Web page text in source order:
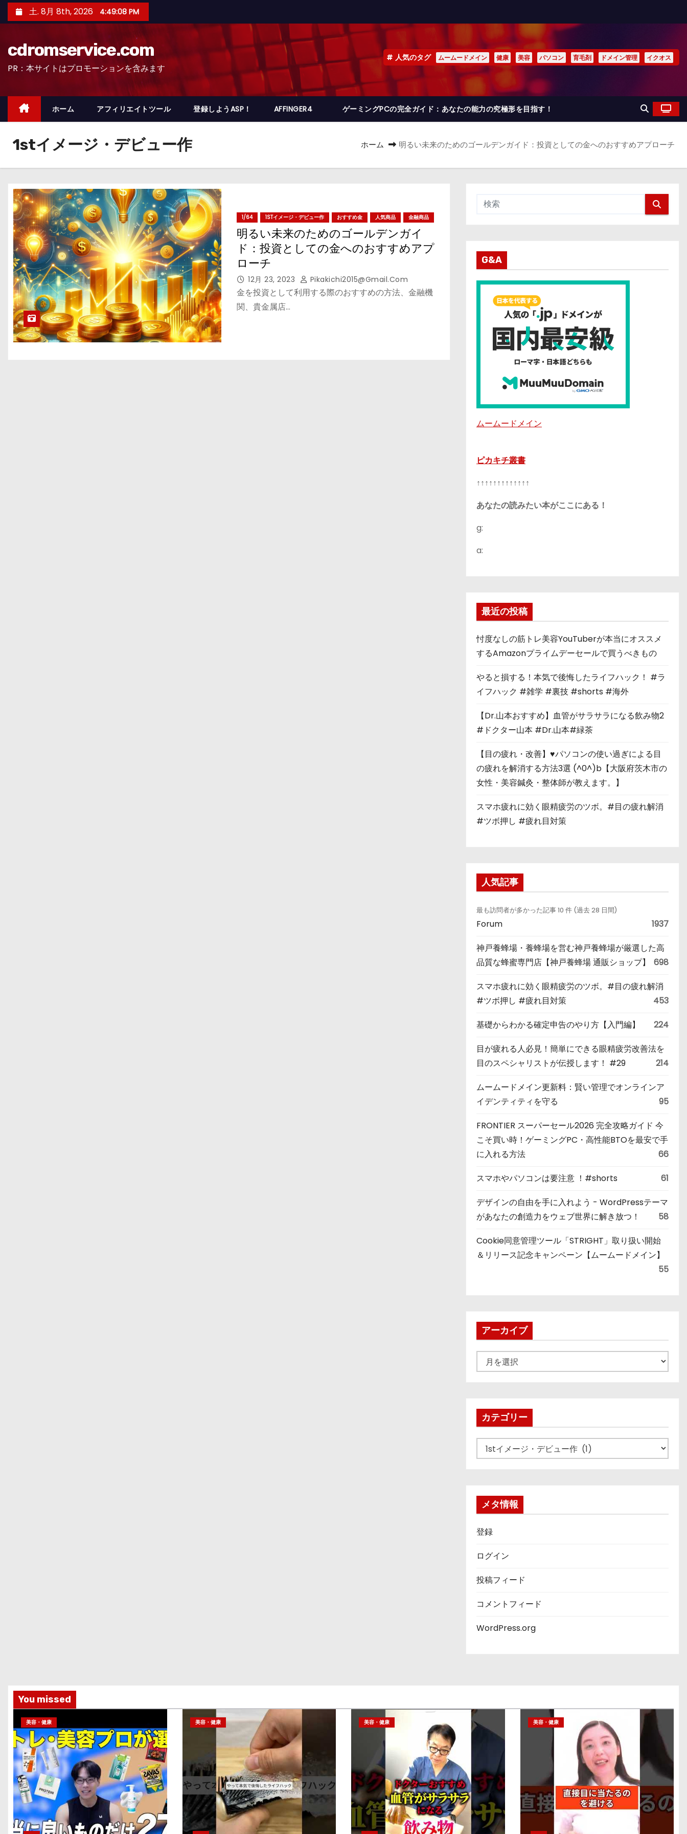
ン
ッ
土. 8月 8th, 2026 4:49:09 PM
cdromservice.com
PR：本サイトはプロモーションを含みます
人気のタグ ムームードメイン 健康 美容 パソコン 育毛剤 ドメイン管理 イクオス
ホーム アフィリエイトツール 登録しようASP！ AFFINGER4 ゲーミングPCの完全ガイド：あなたの能力の究極形を目指す！
1stイメージ・デビュー作 ホーム 明るい未来のためのゴールデンガイド：投資としての金へのおすすめアプローチ
1/64 1STイメージ・デビュー作 おすすめ金 人気商品 金融商品
明るい未来のためのゴールデンガイ
ド：投資としての金へのおすすめアプ
ローチ
12月 23, 2023 Pikakichi2015@gmail.com
金を投資として利用する際のおすすめの方法、金融機
関、貴金属店…
G&A
ムームードメイン
ピカキチ叢書
↑↑↑↑↑↑↑↑↑↑↑↑↑
あなたの読みたい本がここにある！
g:
a:
最近の投稿
忖度なしの筋トレ美容YouTuberが本当にオススメ
するAmazonプライムデーセールで買うべきもの
やると損する！本気で後悔したライフハック！ #ラ
イフハック #雑学 #裏技 #shorts #海外
【Dr.山本おすすめ】血管がサラサラになる飲み物2
#ドクター山本 #Dr.山本#緑茶
【目の疲れ・改善】♥パソコンの使い過ぎによる目
の疲れを解消する方法3選 (^0^)b【大阪府茨木市の
女性・美容鍼灸・整体師が教えます。】
スマホ疲れに効く眼精疲労のツボ。#目の疲れ解消
#ツボ押し #疲れ目対策
人気記事
最も訪問者が多かった記事 10 件 (過去 28 日間)
Forum 1937
神戸養蜂場・養蜂場を営む神戸養蜂場が厳選した高
品質な蜂蜜専門店【神戸養蜂場 通販ショップ】
698
スマホ疲れに効く眼精疲労のツボ。#目の疲れ解消
#ツボ押し #疲れ目対策
453
基礎からわかる確定申告のやり方【入門編】 224
目が疲れる人必見！簡単にできる眼精疲労改善法を
目のスペシャリストが伝授します！ #29
214
ムームードメイン更新料：賢い管理でオンラインア
イデンティティを守る
95
FRONTIER スーパーセール2026 完全攻略ガイド 今
こそ買い時！ゲーミングPC・高性能BTOを最安で手
に入れる方法
66
スマホやパソコンは要注意 ！#shorts 61
デザインの自由を手に入れよう - WordPressテーマ
があなたの創造力をウェブ世界に解き放つ！
58
Cookie同意管理ツール「STRIGHT」取り扱い開始
＆リリース記念キャンペーン【ムームードメイン】
55
アーカイブ
ー
ブカテゴリー
テ
メタ情報
登録
ログイン
投稿フィード
コメントフィード
WordPress.org
You missed
美容・健康 美容・健康 美容・健康 美容・健康